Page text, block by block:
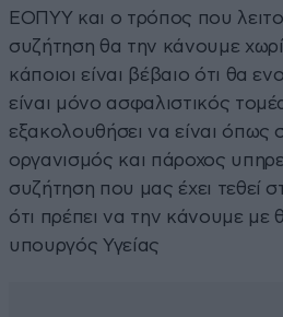
ΕΟΠΥΥ και ο τρόπος που
συζήτηση θα την κάνουμε
κάποιοι είναι βέβαιο ότι θα
είναι μόνο ασφαλιστικός
εξακολουθήσει να είναι όπως
οργανισμός και πάροχος
συζήτηση που μας έχει τεθεί
ότι πρέπει να την κάνουμε με
υπουργός Υγείας